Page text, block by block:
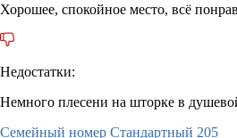
Хорошее, спокойное место, всё
Недостатки:
Немного плесени на шторке в
Семейный номер Стандартный 205